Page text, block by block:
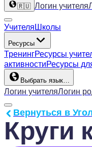
🇷🇺 Логин учителя
УчителяШколы
Ресурсы
ТренингРесурсы
активностиРесурсы
Выбрать язык…
Логин учителяЛогин
Круги
Вернуться в